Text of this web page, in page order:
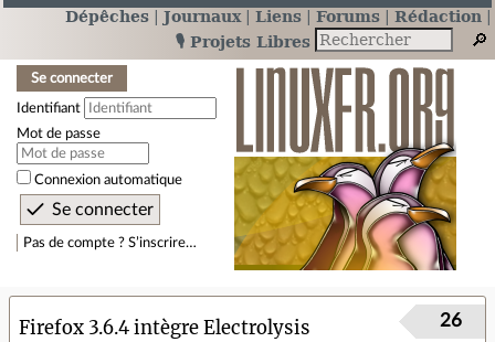
Dépêches Journaux Liens Forums
Rédaction
🎙️ Projets Libres
Se connecter
Identifiant
Mot de passe
Connexion automatique
Pas de compte ? S’inscrire…
Firefox 3.6.4 intègre Electrolysis 26